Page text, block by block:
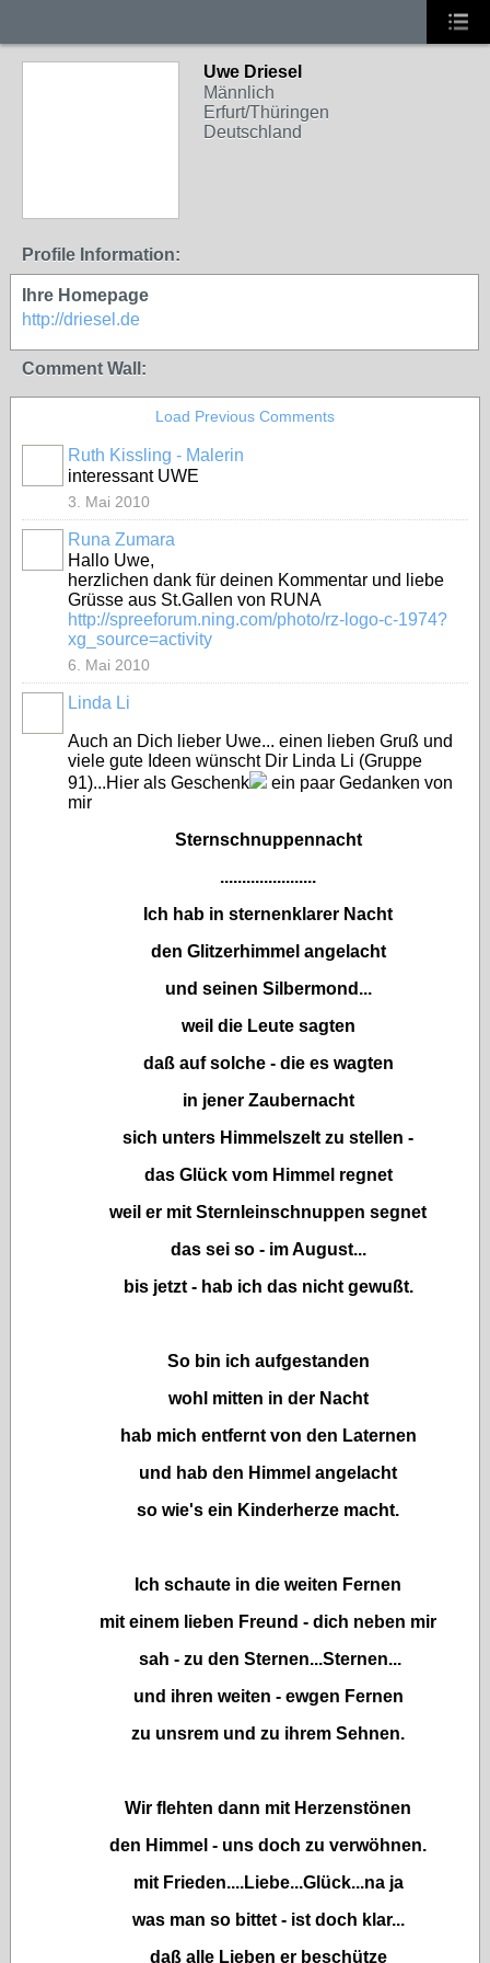
Uwe Driesel
Männlich
Erfurt/Thüringen
Deutschland
Profile Information:
Ihre Homepage
http://driesel.de
Comment Wall:
Load Previous Comments
Ruth Kissling - Malerin
interessant UWE
3. Mai 2010
Runa Zumara
Hallo Uwe,
herzlichen dank für deinen Kommentar und liebe
Grüsse aus St.Gallen von RUNA
http://spreeforum.ning.com/photo/rz-logo-c-1974?
xg_source=activity
6. Mai 2010
Linda Li
Auch an Dich lieber Uwe... einen lieben Gruß und
viele gute Ideen wünscht Dir Linda Li (Gruppe
91)...Hier als Geschenk
ein paar Gedanken von
mir
Sternschnuppennacht
......................
Ich hab in sternenklarer Nacht
den Glitzerhimmel angelacht
und seinen Silbermond...
weil die Leute sagten
daß auf solche - die es wagten
in jener Zaubernacht
sich unters Himmelszelt zu stellen -
das Glück vom Himmel regnet
weil er mit Sternleinschnuppen segnet
das sei so - im August...
bis jetzt - hab ich das nicht gewußt.
So bin ich aufgestanden
wohl mitten in der Nacht
hab mich entfernt von den Laternen
und hab den Himmel angelacht
so wie's ein Kinderherze macht.
Ich schaute in die weiten Fernen
mit einem lieben Freund - dich neben mir
sah - zu den Sternen...Sternen...
und ihren weiten - ewgen Fernen
zu unsrem und zu ihrem Sehnen.
Wir flehten dann mit Herzenstönen
den Himmel - uns doch zu verwöhnen.
mit Frieden....Liebe...Glück...na ja
was man so bittet - ist doch klar...
daß alle Lieben er beschütze